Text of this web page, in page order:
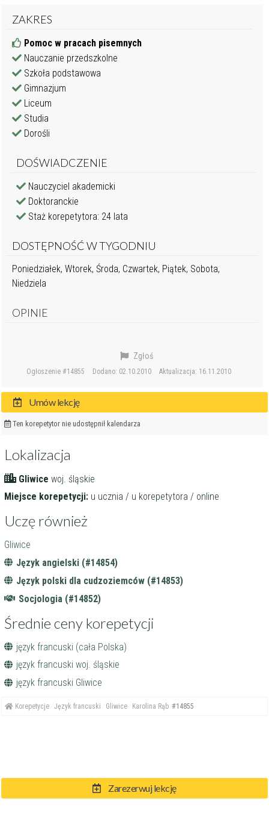
Zarezerwuj lekcję
ZAKRES
Pomoc w pracach pisemnych
Nauczanie przedszkolne
Szkoła podstawowa
Gimnazjum
Liceum
Studia
Dorośli
DOŚWIADCZENIE
Nauczyciel akademicki
Doktoranckie
Staż korepetytora: 24 lata
DOSTĘPNOŚĆ W TYGODNIU
Poniedziałek, Wtorek, Środa, Czwartek, Piątek, Sobota,
Niedziela
OPINIE
Ogłoszenie #14855 Dodano: 02.10.2010 Aktualizacja: 16.11.2010
Zgłoś
Umów lekcję
Ten korepetytor nie udostępnił kalendarza
Lokalizacja
Gliwice woj. śląskie
Miejsce korepetycji: u ucznia / u korepetytora / online
Uczę również
Gliwice
Język angielski (#14854)
Język polski dla cudzoziemców (#14853)
Socjologia (#14852)
Średnie ceny korepetycji
język francuski (cała Polska)
język francuski woj. śląskie
język francuski Gliwice
Korepetycje Język francuski Gliwice Karolina Rąb #14855